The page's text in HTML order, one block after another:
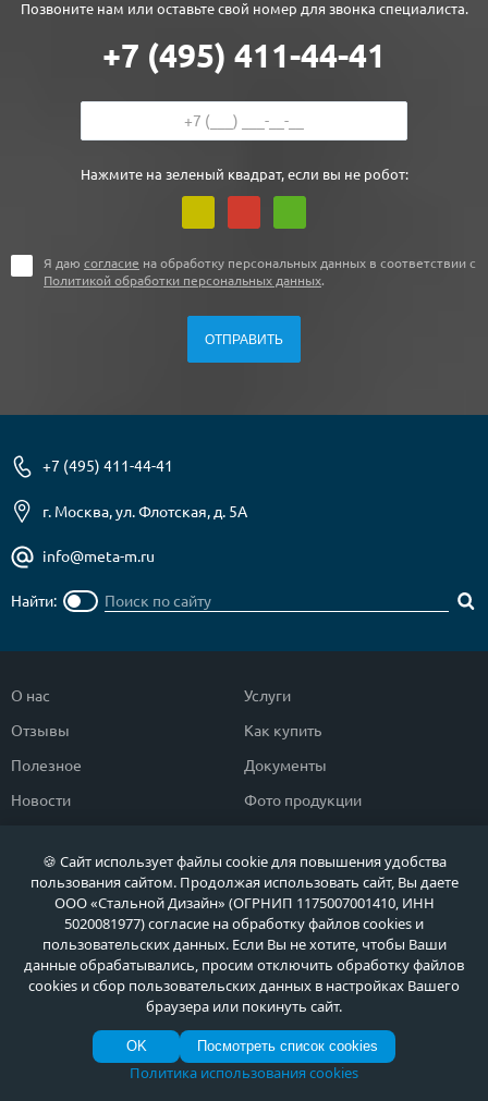
Позвоните нам или оставьте свой номер для звонка специалиста.
+7 (495) 411-44-41
Нажмите на зеленый квадрат, если вы не робот:
Я даю согласие на обработку персональных данных в соответствии с
Политикой обработки персональных данных.
+7 (495) 411-44-41
г. Москва, ул. Флотская, д. 5А
info@meta-m.ru
Найти:
О нас
Отзывы
Полезное
Новости
Услуги
Как купить
Документы
Фото продукции
Каталог дверей
Двери со скидкой
Популярные двери
Быстрый подбор двери
Двери класса ЭКОНОМ
Двери в дом
Парадные двери
Двери в квартиру
Тамбурные двери
Противопожарные двери
🍪 Сайт использует файлы cookie для повышения удобства
пользования сайтом. Продолжая использовать сайт, Вы даете
ООО «Стальной Дизайн» (ОГРНИП 1175007001410, ИНН
5020081977) согласие на обработку файлов cookies и
пользовательских данных. Если Вы не хотите, чтобы Ваши
данные обрабатывались, просим отключить обработку файлов
cookies и сбор пользовательских данных в настройках Вашего
браузера или покинуть сайт.
OK Посмотреть список cookies
Политика использования cookies